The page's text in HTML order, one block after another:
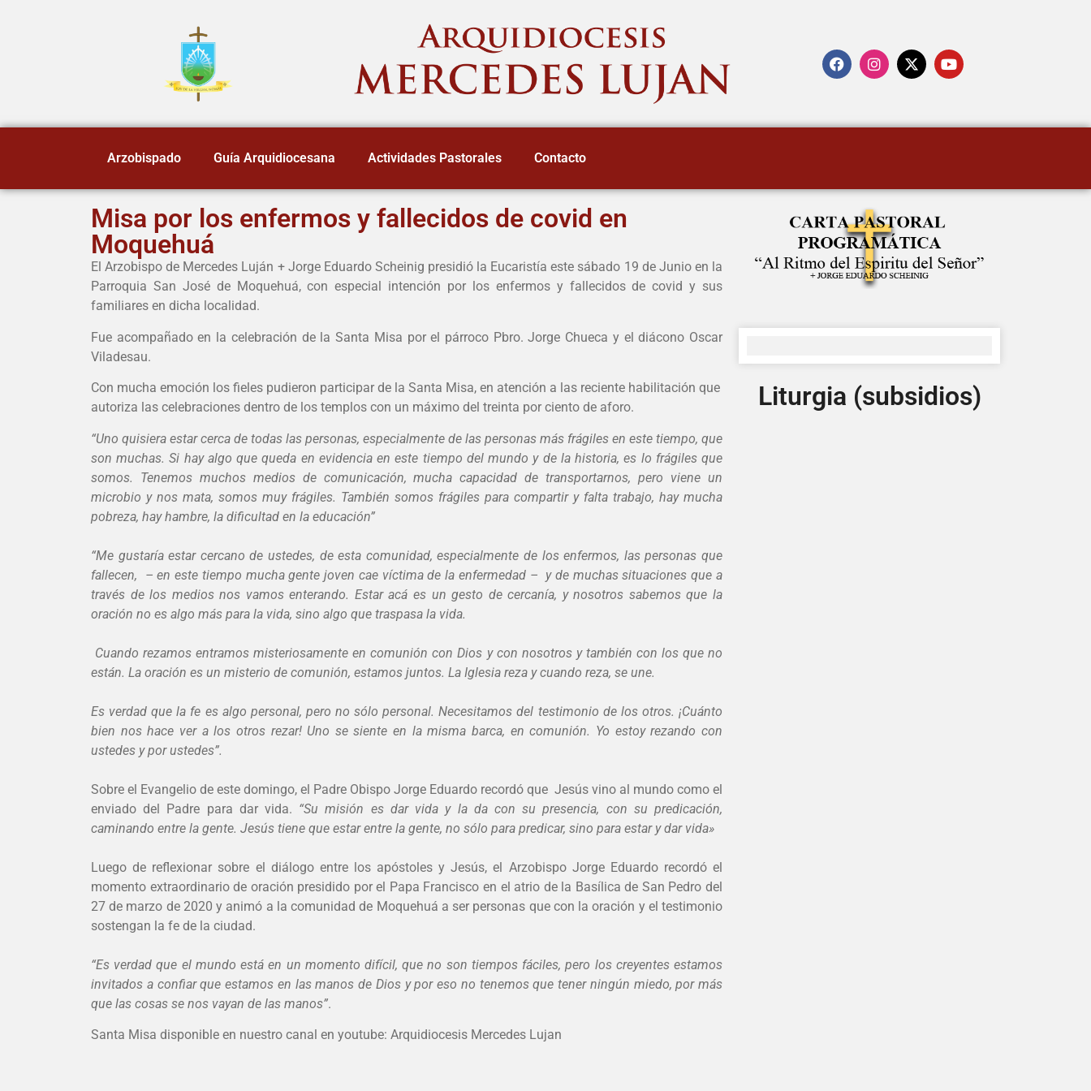
Arzobispado Guía Arquidiocesana Actividades Pastorales Contacto
Misa por los enfermos y fallecidos de covid en
Moquehuá
El Arzobispo de Mercedes Luján + Jorge Eduardo Scheinig presidió la Eucaristía este sábado 19 de Junio en la
Parroquia San José de Moquehuá, con especial intención por los enfermos y fallecidos de covid y sus
familiares en dicha localidad.
Fue acompañado en la celebración de la Santa Misa por el párroco Pbro. Jorge Chueca y el diácono Oscar
Viladesau.
Con mucha emoción los fieles pudieron participar de la Santa Misa, en atención a las reciente habilitación que
autoriza las celebraciones dentro de los templos con un máximo del treinta por ciento de aforo.
“Uno quisiera estar cerca de todas las personas, especialmente de las personas más frágiles en este tiempo, que
son muchas. Si hay algo que queda en evidencia en este tiempo del mundo y de la historia, es lo frágiles que
somos. Tenemos muchos medios de comunicación, mucha capacidad de transportarnos, pero viene un
microbio y nos mata, somos muy frágiles. También somos frágiles para compartir y falta trabajo, hay mucha
pobreza, hay hambre, la dificultad en la educación”
“Me gustaría estar cercano de ustedes, de esta comunidad, especialmente de los enfermos, las personas que
fallecen, – en este tiempo mucha gente joven cae víctima de la enfermedad – y de muchas situaciones que a
través de los medios nos vamos enterando. Estar acá es un gesto de cercanía, y nosotros sabemos que la
oración no es algo más para la vida, sino algo que traspasa la vida.
Cuando rezamos entramos misteriosamente en comunión con Dios y con nosotros y también con los que no
están. La oración es un misterio de comunión, estamos juntos. La Iglesia reza y cuando reza, se une.
Es verdad que la fe es algo personal, pero no sólo personal. Necesitamos del testimonio de los otros. ¡Cuánto
bien nos hace ver a los otros rezar! Uno se siente en la misma barca, en comunión. Yo estoy rezando con
ustedes y por ustedes”.
Sobre el Evangelio de este domingo, el Padre Obispo Jorge Eduardo recordó que Jesús vino al mundo como el
enviado del Padre para dar vida. “Su misión es dar vida y la da con su presencia, con su predicación,
caminando entre la gente. Jesús tiene que estar entre la gente, no sólo para predicar, sino para estar y dar vida»
Luego de reflexionar sobre el diálogo entre los apóstoles y Jesús, el Arzobispo Jorge Eduardo recordó el
momento extraordinario de oración presidido por el Papa Francisco en el atrio de la Basílica de San Pedro del
27 de marzo de 2020 y animó a la comunidad de Moquehuá a ser personas que con la oración y el testimonio
sostengan la fe de la ciudad.
“Es verdad que el mundo está en un momento difícil, que no son tiempos fáciles, pero los creyentes estamos
invitados a confiar que estamos en las manos de Dios y por eso no tenemos que tener ningún miedo, por más
que las cosas se nos vayan de las manos”.
Santa Misa disponible en nuestro canal en youtube: Arquidiocesis Mercedes Lujan
Liturgia (subsidios)